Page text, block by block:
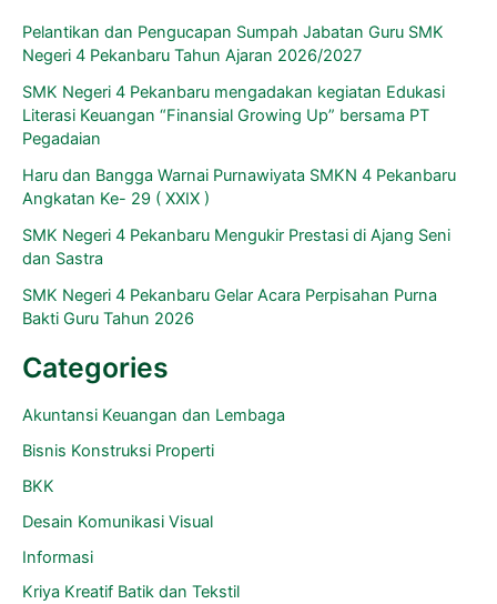
Pelantikan dan Pengucapan Sumpah Jabatan Guru SMK
Negeri 4 Pekanbaru Tahun Ajaran 2026/2027
SMK Negeri 4 Pekanbaru mengadakan kegiatan Edukasi
Literasi Keuangan “Finansial Growing Up” bersama PT
Pegadaian
Haru dan Bangga Warnai Purnawiyata SMKN 4 Pekanbaru
Angkatan Ke- 29 ( XXIX )
SMK Negeri 4 Pekanbaru Mengukir Prestasi di Ajang Seni
dan Sastra
SMK Negeri 4 Pekanbaru Gelar Acara Perpisahan Purna
Bakti Guru Tahun 2026
Categories
Akuntansi Keuangan dan Lembaga
Bisnis Konstruksi Properti
BKK
Desain Komunikasi Visual
Informasi
Kriya Kreatif Batik dan Tekstil